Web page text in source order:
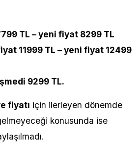
TL – yeni fiyat 8299 TL
11999 TL – yeni fiyat 12499
9299 TL.
fiyatı için ilerleyen dönemde
konusunda ise